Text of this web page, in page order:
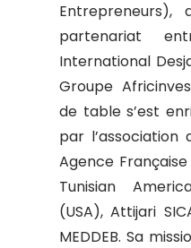
partenariat
International
Groupe
de table s’est
par
Agence
Tunisian
(USA), Attijari
MEDDEB. Sa